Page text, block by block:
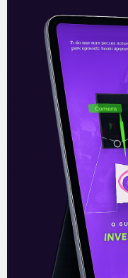
Recessão
Recessão
receosos O
recessão
uma
Leia mais
15/08/2019